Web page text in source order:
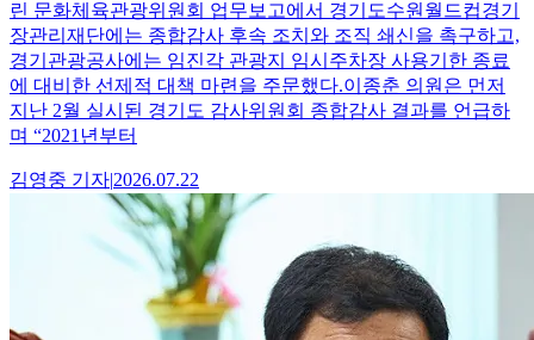
린 문화체육관광위원회 업무보고에서 경기도수원월드컵경기
장관리재단에는 종합감사 후속 조치와 조직 쇄신을 촉구하고,
경기관광공사에는 임진각 관광지 임시주차장 사용기한 종료
에 대비한 선제적 대책 마련을 주문했다.이종춘 의원은 먼저
지난 2월 실시된 경기도 감사위원회 종합감사 결과를 언급하
며 “2021년부터
김영중 기자|2026.07.22